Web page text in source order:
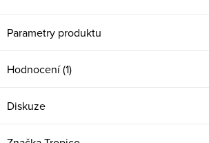
Parametry produktu
Hodnocení (1)
Diskuze